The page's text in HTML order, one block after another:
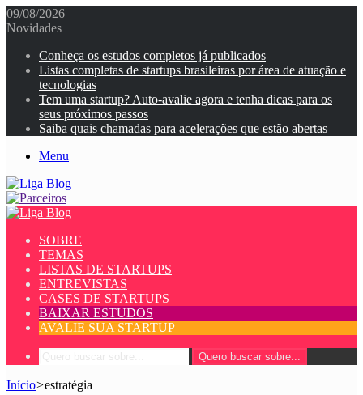
09/08/2026
Novidades
Conheça os estudos completos já publicados
Listas completas de startups brasileiras por área de atuação e
tecnologias
Tem uma startup? Auto-avalie agora e tenha dicas para os
seus próximos passos
Saiba quais chamadas para acelerações que estão abertas
Menu
SOBRE
TEMAS
LISTAS DE STARTUPS
ENTREVISTAS
CASES DE STARTUPS
BAIXAR ESTUDOS
AVALIE SUA STARTUP
Quero buscar sobre...
Início>estratégia